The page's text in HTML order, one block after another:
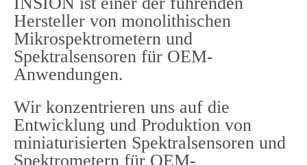
Hersteller von monolithischen
Mikrospektrometern und
Spektralsensoren für OEM-
Anwendungen.
Wir konzentrieren uns auf die
Entwicklung und Produktion von
miniaturisierten Spektralsensoren und
Spektrometern für OEM-